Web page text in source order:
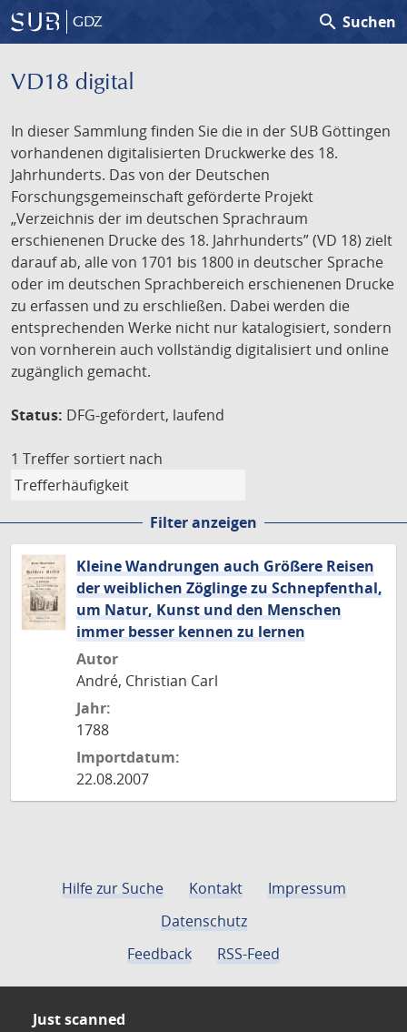
GDZ search Suchen
VD18 digital
In dieser Sammlung finden Sie die in der SUB Göttingen
vorhandenen digitalisierten Druckwerke des 18.
Jahrhunderts. Das von der Deutschen
Forschungsgemeinschaft geförderte Projekt
„Verzeichnis der im deutschen Sprachraum
erschienenen Drucke des 18. Jahrhunderts” (VD 18) zielt
darauf ab, alle von 1701 bis 1800 in deutscher Sprache
oder im deutschen Sprachbereich erschienenen Drucke
zu erfassen und zu erschließen. Dabei werden die
entsprechenden Werke nicht nur katalogisiert, sondern
von vornherein auch vollständig digitalisiert und online
zugänglich gemacht.
Status: DFG-gefördert, laufend
1 Treffer sortiert nach
Filter anzeigen
Kleine Wandrungen auch Größere Reisen
der weiblichen Zöglinge zu Schnepfenthal,
um Natur, Kunst und den Menschen
immer besser kennen zu lernen
Autor
André, Christian Carl
Jahr:
1788
Importdatum:
22.08.2007
Hilfe zur Suche Kontakt
Impressum
Datenschutz
Feedback
RSS-Feed
Just scanned